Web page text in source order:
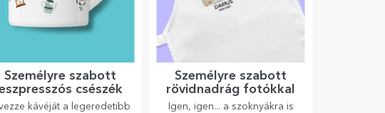
Személyre szabott
csészék
kávéját a legeredetibb
Személyre szabott
rövidnadrág fotókkal
Igen, igen... a szoknyákra is